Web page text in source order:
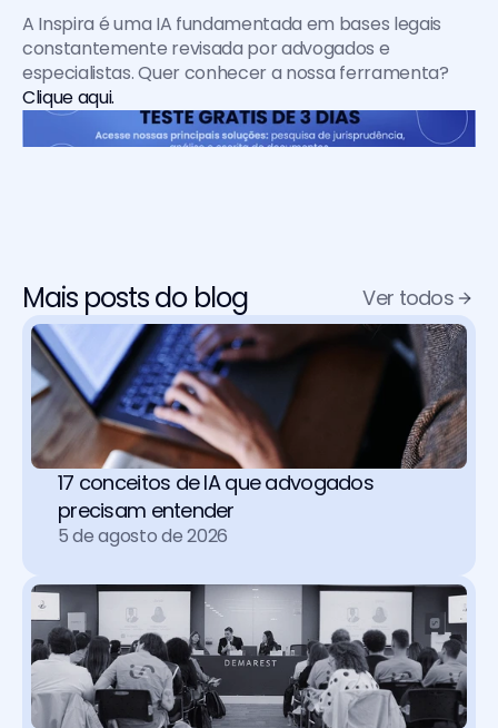
A Inspira é uma IA fundamentada em bases legais
constantemente revisada por advogados e
Clique aqui.
Mais posts do blog Ver todos
17 conceitos de IA que advogados
precisam entender
5 de agosto de 2026